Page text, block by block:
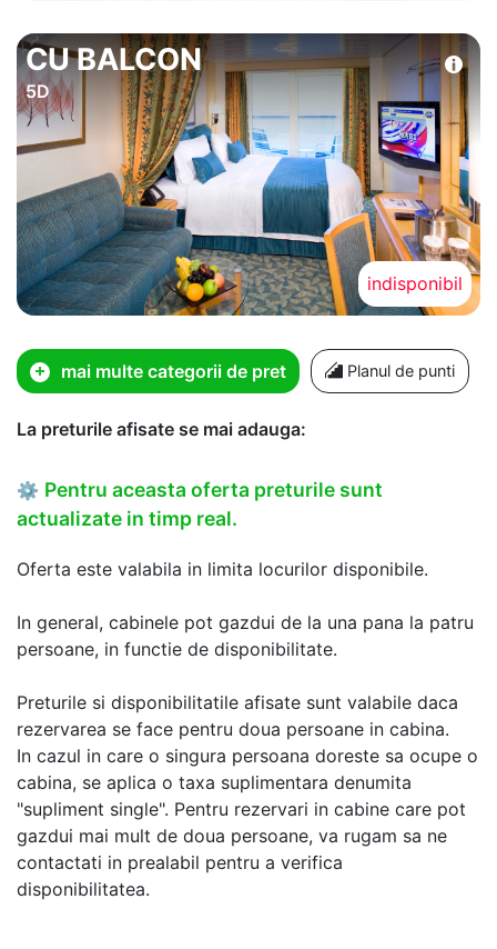
CU BALCON
5D
indisponibil
mai multe categorii de pret Planul de punti
La preturile afisate se mai adauga:
⚙ Pentru aceasta oferta preturile sunt
actualizate in timp real.
Oferta este valabila in limita locurilor disponibile.
In general, cabinele pot gazdui de la una pana la patru
persoane, in functie de disponibilitate.
Preturile si disponibilitatile afisate sunt valabile daca
rezervarea se face pentru doua persoane in cabina.
In cazul in care o singura persoana doreste sa ocupe o
cabina, se aplica o taxa suplimentara denumita
"supliment single". Pentru rezervari in cabine care pot
gazdui mai mult de doua persoane, va rugam sa ne
contactati in prealabil pentru a verifica
disponibilitatea.